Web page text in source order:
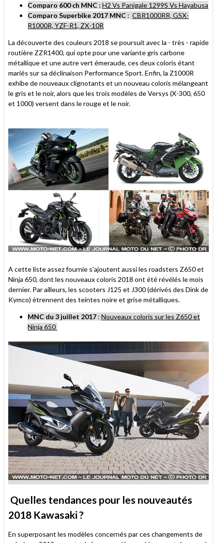
Comparo 600 ch MNC : H2 Vs Panigale 1299S Vs Hayabusa
Comparo Superbike 2017 MNC : CBR1000RR, GSX-
R1000R, YZF-R1, ZX-10R
La découverte des couleurs 2018 se poursuit avec la - très - rapide
routière ZZR1400, qui opte pour une variante gris carbone
métallique et une autre vert émeraude, ces deux coloris étant
mariés sur sa déclinaison Performance Sport. Enfin, la Z1000R
exhibe de nouveaux clignotants et un nouveau coloris mélangeant
le gris et le noir, alors que les trois modèles de Versys (X-300, 650
et 1000) versent dans le rouge et le noir.
A cette liste assez fournie s'ajoutent aussi les roadsters Z650 et
Ninja 650, dont les nouveaux coloris 2018 ont été révélés le mois
dernier. Par ailleurs, les scooters J125 et J300 (dérivés des Dink de
Kymco) étrennent des teintes noire et grise métalliques.
MNC du 3 juillet 2017 : Nouveaux coloris sur les Z650 et
Ninja 650
Quelles tendances pour les nouveautés
2018 Kawasaki ?
En superposant les modèles concernés par ces changements de